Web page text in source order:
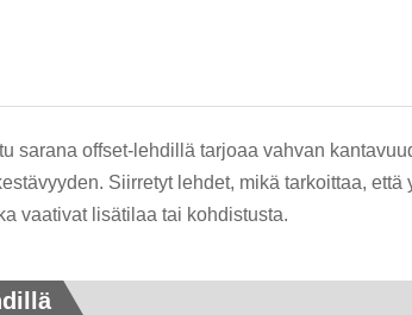
sarana offset-lehdillä tarjoaa vahvan
Siirretyt lehdet, mikä tarkoittaa, että
vaativat lisätilaa tai kohdistusta.